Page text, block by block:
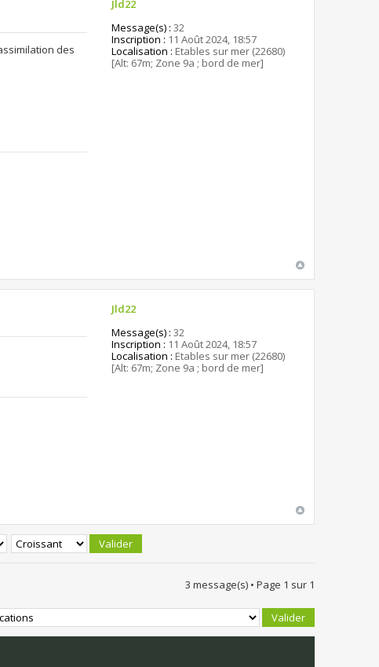
des
Jld22
Message(s) : 32
Inscription : 11 Août 2024, 18:57
Localisation : Etables sur mer (22680)
[Alt: 67m; Zone 9a ; bord de mer]
Jld22
Message(s) : 32
Inscription : 11 Août 2024, 18:57
Localisation : Etables sur mer (22680)
[Alt: 67m; Zone 9a ; bord de mer]
3 message(s) • Page 1 sur 1